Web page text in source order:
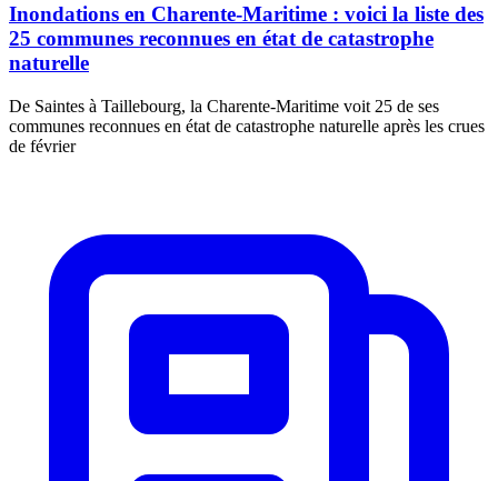
Inondations en Charente-Maritime : voici la liste des
25 communes reconnues en état de catastrophe
naturelle
De Saintes à Taillebourg, la Charente-Maritime voit 25 de ses
communes reconnues en état de catastrophe naturelle après les crues
de février